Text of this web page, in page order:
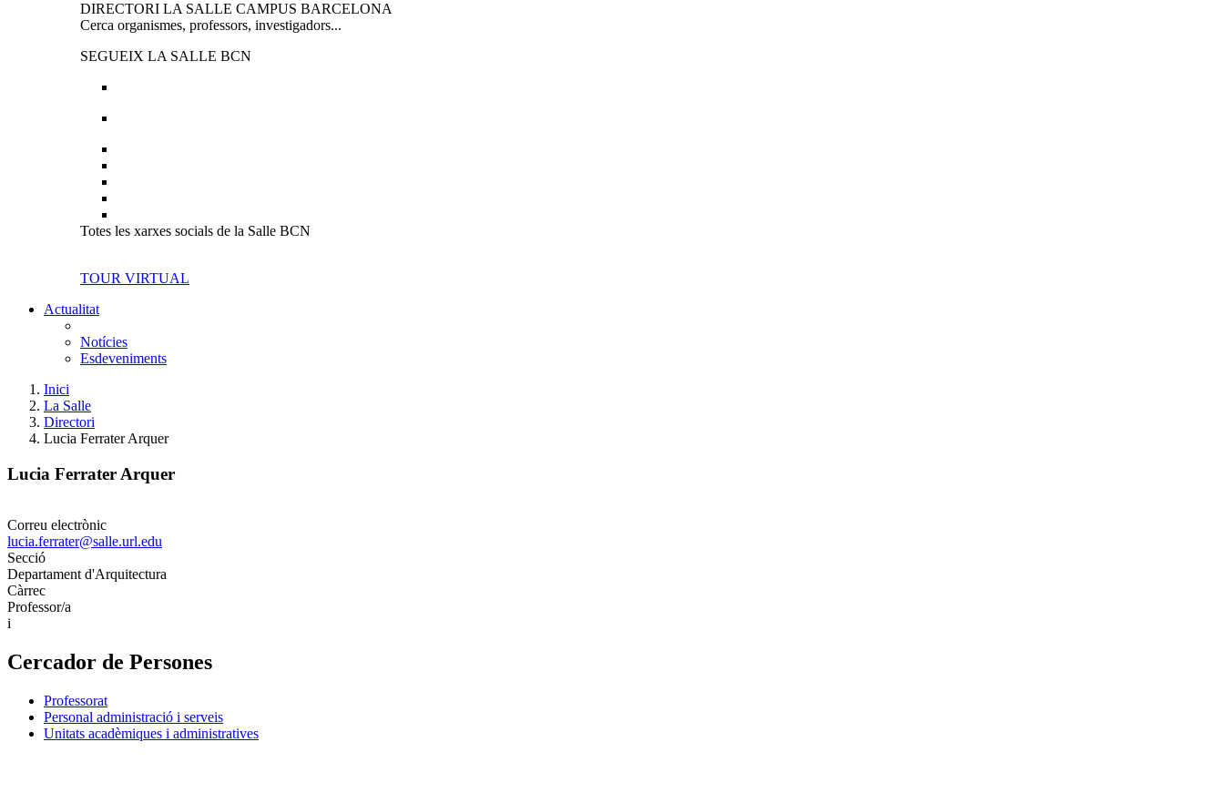
DIRECTORI LA SALLE CAMPUS BARCELONA
Cerca organismes, professors, investigadors...
SEGUEIX LA SALLE BCN
Totes les xarxes socials de la Salle BCN
TOUR VIRTUAL
Actualitat
Notícies
Esdeveniments
Inici
La Salle
Directori
Lucia Ferrater Arquer
Lucia Ferrater Arquer
Correu electrònic
lucia.ferrater@salle.url.edu
Secció
Departament d'Arquitectura
Càrrec
Professor/a
i
Cercador de Persones
Professorat
Personal administració i serveis
Unitats acadèmiques i administratives